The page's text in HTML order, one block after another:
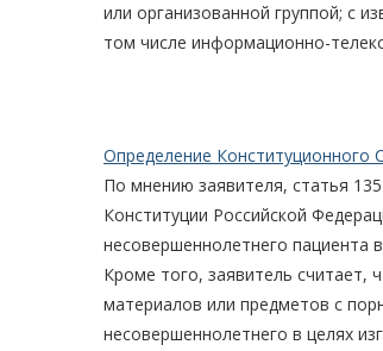
или организованной группой; с
том числе информационно-
Определение Конституционного
По мнению заявителя, статья
Конституции Российской
несовершеннолетнего
Кроме того, заявитель считает,
материалов или предметов с
несовершеннолетнего в целях